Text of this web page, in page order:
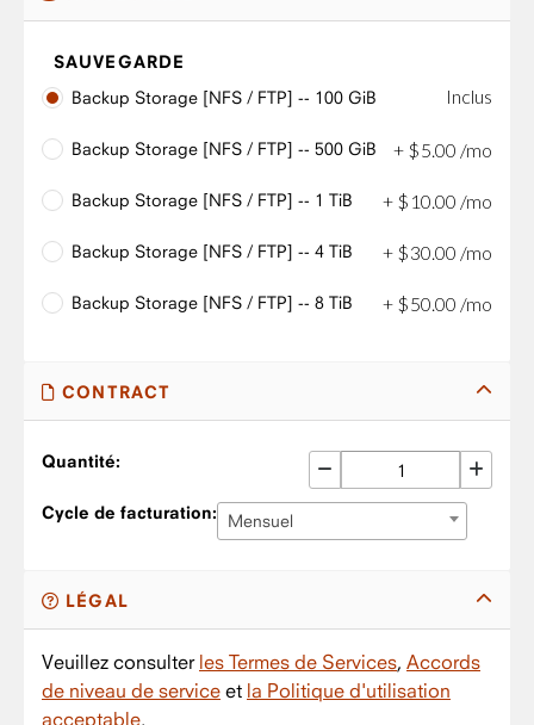
SAUVEGARDE
Backup Storage [NFS / FTP] -- 100 GiB
Inclus
Backup Storage [NFS / FTP] -- 500 GiB + $5.00 /mo
Backup Storage [NFS / FTP] -- 1 TiB + $ 10.00 /mo
Backup Storage [NFS / FTP] -- 4 TiB + $30 00 /mo
Backup Storage [NFS / FTP] -- 8 TiB + $50 00 /mo
CONTRACT
Quantité:
Cycle de facturation: Mensuel
LÉGAL
Veuillez consulter les Termes de Services, Accords
de niveau de service et la Politique d'utilisation
acceptable.